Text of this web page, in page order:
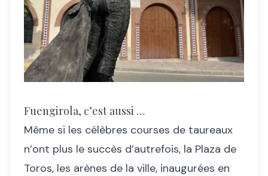
Fuengirola, c’est aussi …
Même si les célèbres courses de taureaux
n’ont plus le succès d’autrefois, la Plaza de
Toros, les arènes de la ville, inaugurées en